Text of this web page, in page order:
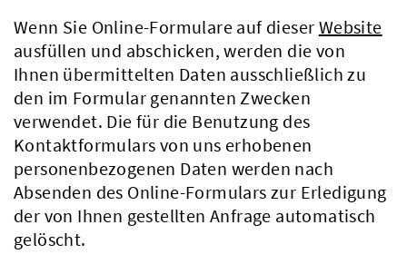
Kreis & Politik
Wenn Sie Online-Formulare auf dieser Website
ausfüllen und abschicken, werden die von
Ihnen übermittelten Daten ausschließlich zu
den im Formular genannten Zwecken
verwendet. Die für die Benutzung des
Kontaktformulars von uns erhobenen
personenbezogenen Daten werden nach
Absenden des Online-Formulars zur Erledigung
der von Ihnen gestellten Anfrage automatisch
gelöscht.